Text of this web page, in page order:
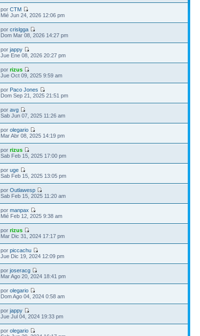
porCTM
Mié Jun 24, 2026 12:06 pm
porcrislgga
Dom Mar 08, 2026 14:27 pm
porjappy
Jue Ene 08, 2026 20:27 pm
porrizus
Jue Oct 09, 2025 9:59 am
por Paco Jones
Dom Sep 21, 2025 21:51 pm
poravg
Sab Jun 07, 2025 11:26 am
porolegario
Mar Abr 08, 2025 14:19 pm
porrizus
Sab Feb 15, 2025 17:00 pm
poruge
Sab Feb 15, 2025 13:05 pm
porOutlawesp
Sab Feb 15, 2025 11:20 am
pormanpax
Mié Feb 12, 2025 9:38 am
porrizus
Mar Dic 31, 2024 17:17 pm
porpiccachu
Jue Dic 19, 2024 12:09 pm
porjoseracg
Mar Ago 20, 2024 18:41 pm
porolegario
Dom Ago 04, 2024 0:58 am
porjappy
Jue Jul 04, 2024 19:33 pm
porolegario